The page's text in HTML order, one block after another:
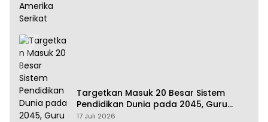
Targetkan Masuk 20 Besar Sistem
Pendidikan Dunia pada 2045, Guru
Dapat Tunjangan hingga 100 Persen
17 Juli 2026